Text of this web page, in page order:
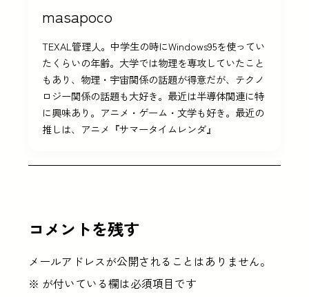
masapoco
TEXAL管理人。中学生の時にWindows95を使ってい
たくらいの年齢。大学では物理を専攻していたこと
もあり、物理・宇宙関係の話題が得意だが、テクノ
ロジー関係の話題も大好き。最近は半導体関連に特
に興味あり。アニメ・ゲーム・文学も好き。最近の
推しは、アニメ『サマータイムレンダ』
コメントを残す
メールアドレスが公開されることはありません。
※ が付いている欄は必須項目です